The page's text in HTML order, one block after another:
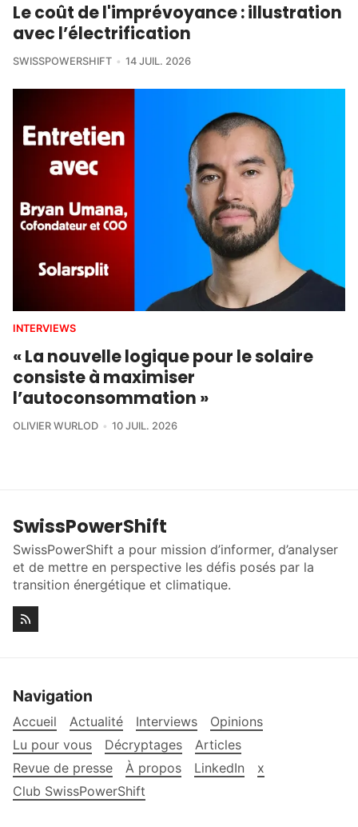
Le coût de l'imprévoyance : illustration
avec l’électrification
SWISSPOWERSHIFT 14 JUIL. 2026
INTERVIEWS
« La nouvelle logique pour le solaire
consiste à maximiser
l’autoconsommation »
OLIVIER WURLOD 10 JUIL. 2026
SwissPowerShift
SwissPowerShift a pour mission d’informer, d’analyser
et de mettre en perspective les défis posés par la
transition énergétique et climatique.
Navigation
Accueil Actualité Interviews
Opinions
Lu pour vous
Décryptages
Articles
Revue de presse
À propos LinkedIn
x
Club SwissPowerShift